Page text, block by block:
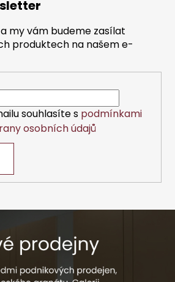
my vám budeme zasílat
produktech na našem e-
souhlasíte s podmínkami
osobních údajů